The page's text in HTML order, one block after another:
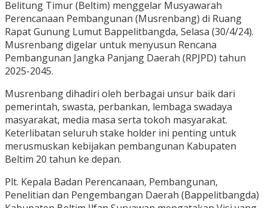
Belitung Timur (Beltim) menggelar Musyawarah
Perencanaan Pembangunan (Musrenbang) di Ruang
Rapat Gunung Lumut Bappelitbangda, Selasa (30/4/24).
Musrenbang digelar untuk menyusun Rencana
Pembangunan Jangka Panjang Daerah (RPJPD) tahun
2025-2045.
Musrenbang dihadiri oleh berbagai unsur baik dari
pemerintah, swasta, perbankan, lembaga swadaya
masyarakat, media masa serta tokoh masyarakat.
Keterlibatan seluruh stake holder ini penting untuk
merusmuskan kebijakan pembangunan Kabupaten
Beltim 20 tahun ke depan.
Plt. Kepala Badan Perencanaan, Pembangunan,
Penelitian dan Pengembangan Daerah (Bappelitbangda)